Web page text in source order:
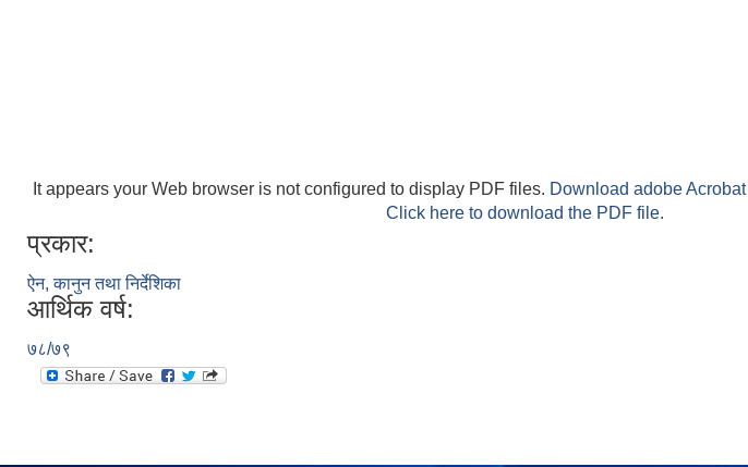
It appears your Web browser is not configured to display PDF files. Download adobe Acrobat
Click here to download the PDF file.
प्रकार:
ऐन, कानुन तथा निर्देशिका
आर्थिक वर्ष:
७८/७९